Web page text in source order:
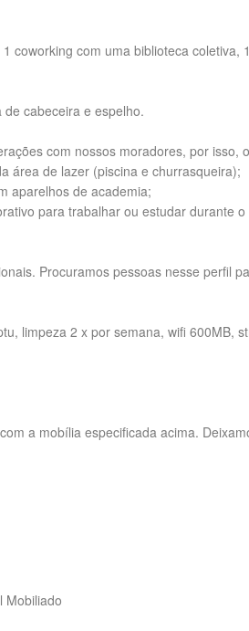
com uma biblioteca
cabeceira e espelho.
com nossos moradores, por isso,
área de lazer (piscina e churrasqueira);
aparelhos de academia;
para trabalhar ou estudar durante o
Procuramos pessoas nesse perfil
limpeza 2 x por semana, wifi 600MB,
a mobília especificada acima.
Mobiliado